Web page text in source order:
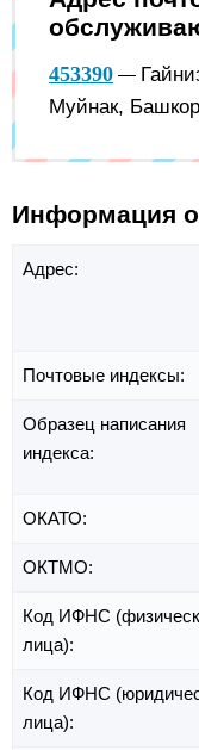
453390 —
Муйнак,
Информация
Адрес:
Почтовые индексы:
Образец написания
индекса:
ОКАТО:
ОКТМО:
Код ИФНС
лица):
Код ИФНС
лица):